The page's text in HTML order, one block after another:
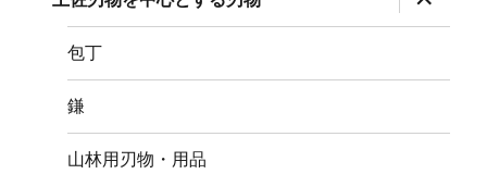
展
開
ブ
メ
ー
開
包丁
鎌
山林用刃物・用品